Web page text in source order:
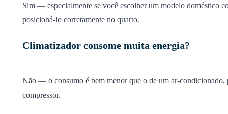
Sim — especialmente se você escolher um modelo doméstico
posicioná-lo corretamente no quarto.
Climatizador consome muita energia?
Não — o consumo é bem menor que o de um ar-condicionado,
compressor.